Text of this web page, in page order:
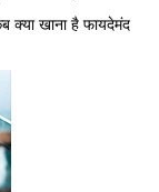
खाना है फायदेमंद